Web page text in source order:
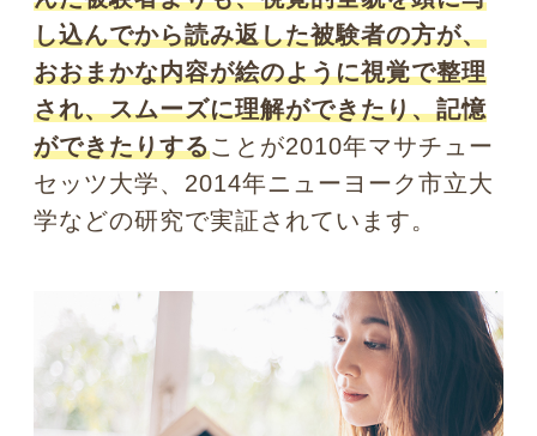
ことは棚に上げて、心の中でその文章に
ツッコミやダメ出しをしながら読むこと
です。
なんだかちょっとイヤな奴に聞こえるか
もしれませんが、これは記憶の心理学で
重視されている「メタ・セルフモニタリ
ング(俯瞰的な自己観察)」という方法。
この効果はかなり大きいことがわかって
ただ素直に資料や長文を読むのは、受け
身の姿勢です。心が受け身であるとき、
人は深い記憶ができません。理解する力
も小さくなることが心理学の研究でわか
っています。しかし「自分だったらこう